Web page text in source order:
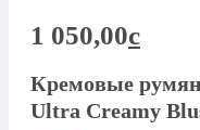
1 050,00c
Кремовые
Ultra Creamy